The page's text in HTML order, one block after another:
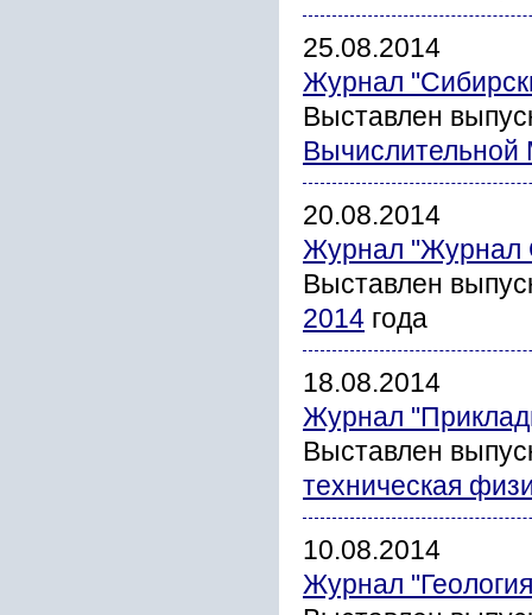
25.08.2014
Журнал
Выставлен
20.08.2014
Журнал "Журнал
Выставлен
2014 года
18.08.2014
Журнал
Выставлен
техническая
10.08.2014
Журнал